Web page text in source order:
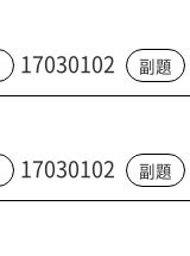
17030102 副題
17030102 副題